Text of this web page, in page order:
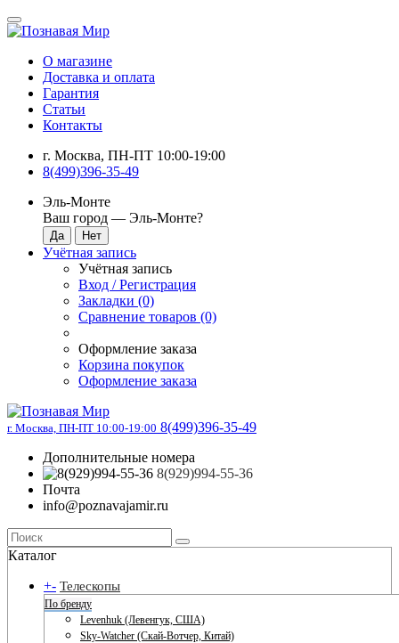
О магазине
Доставка и оплата
Гарантия
Статьи
Контакты
г. Москва, ПН-ПТ 10:00-19:00
8(499)396-35-49
Эль-Монте
Ваш город — Эль-Монте?
Учётная запись
Учётная запись
Вход / Регистрация
Закладки (0)
Сравнение товаров (0)
Оформление заказа
Корзина покупок
Оформление заказа
г. Москва, ПН-ПТ 10:00-19:00 8(499)396-35-49
Дополнительные номера
8(929)994-55-36
Почта
info@poznavajamir.ru
Каталог
+- Телескопы
По бренду
Levenhuk (Левенгук, США)
Sky-Watcher (Скай-Вотчер, Китай)